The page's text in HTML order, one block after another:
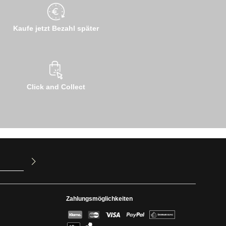
Kaufe jetzt Bezahl später
Click and Collect
Zahlungsmöglichkeiten